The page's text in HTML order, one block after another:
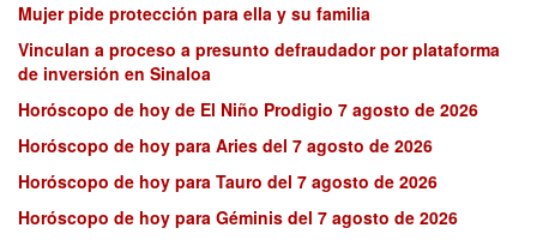
Mujer pide protección para ella y su familia
Vinculan a proceso a presunto defraudador por plataforma
de inversión en Sinaloa
Horóscopo de hoy de El Niño Prodigio 7 agosto de 2026
Horóscopo de hoy para Aries del 7 agosto de 2026
Horóscopo de hoy para Tauro del 7 agosto de 2026
Horóscopo de hoy para Géminis del 7 agosto de 2026